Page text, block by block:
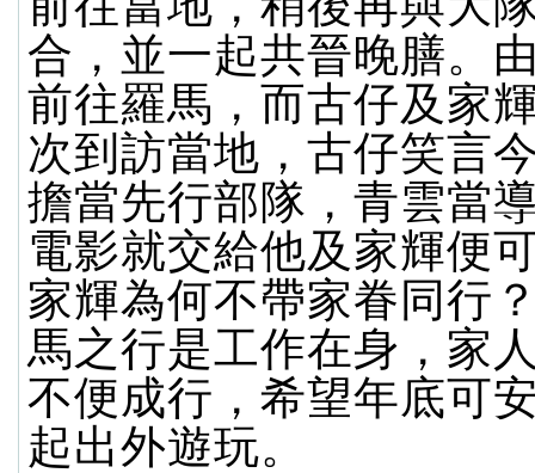
合，並一起共晉晚膳。
前往羅馬，而古仔及家
次到訪當地，古仔笑言
擔當先行部隊，青雲當
電影就交給他及家輝便
家輝為何不帶家眷同行
馬之行是工作在身，家
不便成行，希望年底可
起出外遊玩。